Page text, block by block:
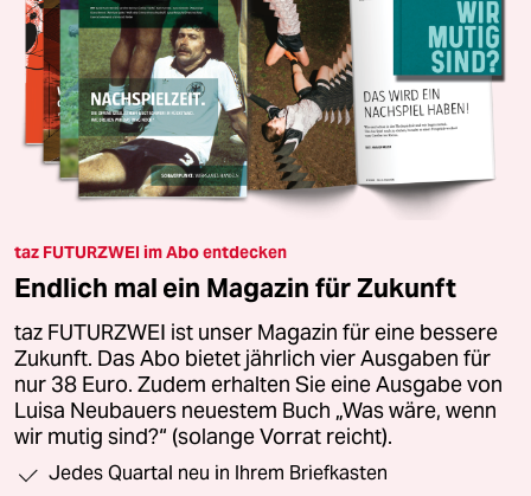
taz FUTURZWEI im Abo entdecken
Endlich mal ein Magazin für Zukunft
taz FUTURZWEI ist unser Magazin für eine bessere
Zukunft. Das Abo bietet jährlich vier Ausgaben für
nur 38 Euro. Zudem erhalten Sie eine Ausgabe von
Luisa Neubauers neuestem Buch „Was wäre, wenn
wir mutig sind?“ (solange Vorrat reicht).
Jedes Quartal neu in Ihrem Briefkasten